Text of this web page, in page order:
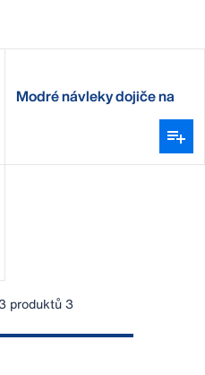
Modré návleky dojiče na
produktů 3